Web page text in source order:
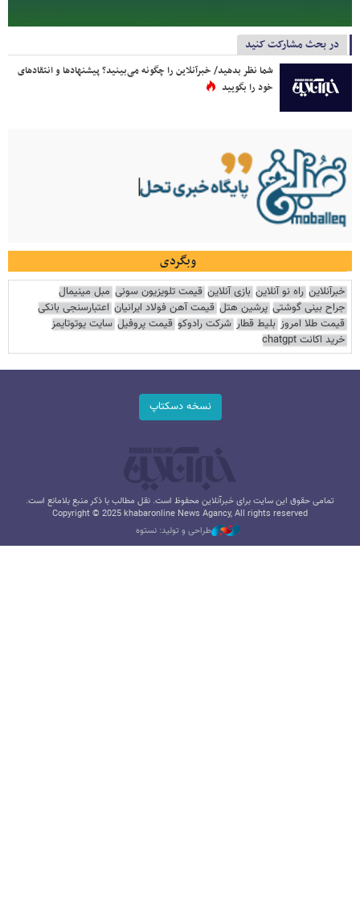
در بحث مشارکت کنید
شما نظر بدهید/ خبرآنلاین را چگونه می‌بینید؟ پیشنهادها و انتقادهای
خود را بگویید
وبگردی
خبرآنلاین راه نو آنلاین بازی آنلاین قیمت تلویزیون سونی مبل مینیمال
جراح بینی گوشتی پرشین هتل قیمت آهن فولاد ایرانیان اعتبارسنجی بانکی
قیمت طلا امروز بلیط قطار شرکت رادوکو قیمت پروفیل سایت یوتوتایمز
خرید اکانت chatgpt
نسخه دسکتاپ
تمامی حقوق این سایت برای خبرآنلاین محفوظ است. نقل مطالب با ذکر منبع بلامانع است.
Copyright © 2025 khabaronline News Agancy, All rights reserved
طراحی و تولید: نستوه